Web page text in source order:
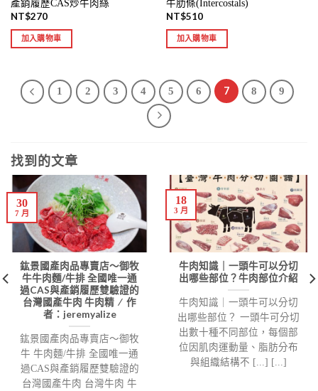
產銷履歷CAS炒牛肉絲
NT$270
加入購物車
牛肋條(Intercostals)
NT$510
加入購物車
1 2 3 4 5 6 7 8 9
找到的文章
鈜景國產肉品專賣店～御牧
牛牛肉麵/牛排 全國唯一通
過CAS與產銷履歷雙驗證的
台灣國產牛肉 牛肉精 ⁄ 作
者：jeremyalize
鈜景國產肉品專賣店～御牧
牛 牛肉麵/牛排 全國唯一通
過CAS與產銷履歷雙驗證的
台灣國產牛肉 台灣牛肉 牛
30
7 月
牛肉知識｜一頭牛可以分切
出哪些部位？牛肉部位介紹
牛肉知識｜一頭牛可以分切
出哪些部位？ 一頭牛可分切
出數十種不同部位，每個部
位因肌肉運動量、脂肪分布
與組織結構不 [...] [...]
18
3 月